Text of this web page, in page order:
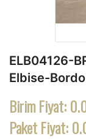
ELB04126-
Elbise-Bordo
Birim Fiyat:
Paket Fiyat: